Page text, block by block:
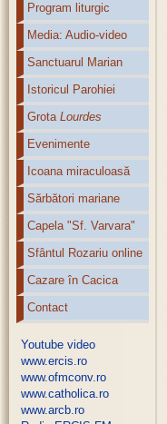
Program liturgic
Media: Audio-video
Sanctuarul Marian
Istoricul Parohiei
Grota Lourdes
Evenimente
Icoana miraculoasă
Sărbători mariane
Capela "Sf. Varvara"
Sfântul Rozariu online
Cazare în Cacica
Contact
Youtube video
www.ercis.ro
www.ofmconv.ro
www.catholica.ro
www.arcb.ro